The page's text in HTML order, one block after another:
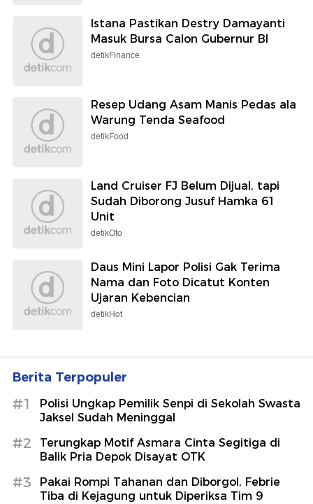
Istana Pastikan Destry Damayanti
Masuk Bursa Calon Gubernur BI
detikFinance
Resep Udang Asam Manis Pedas ala
Warung Tenda Seafood
detikFood
Land Cruiser FJ Belum Dijual, tapi
Sudah Diborong Jusuf Hamka 61
Unit
detikOto
Daus Mini Lapor Polisi Gak Terima
Nama dan Foto Dicatut Konten
Ujaran Kebencian
detikHot
Berita Terpopuler
#1
Polisi Ungkap Pemilik Senpi di Sekolah Swasta
Jaksel Sudah Meninggal
#2
Terungkap Motif Asmara Cinta Segitiga di
Balik Pria Depok Disayat OTK
#3
Pakai Rompi Tahanan dan Diborgol, Febrie
Tiba di Kejagung untuk Diperiksa Tim 9